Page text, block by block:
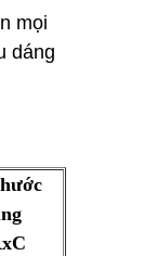
mọi
dáng